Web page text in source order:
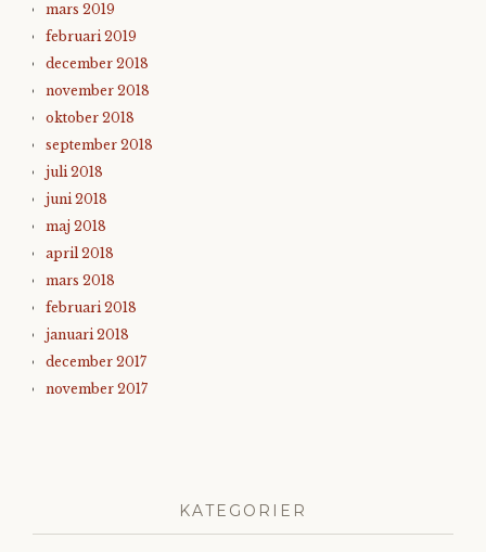
mars 2019
februari 2019
december 2018
november 2018
oktober 2018
september 2018
juli 2018
juni 2018
maj 2018
april 2018
mars 2018
februari 2018
januari 2018
december 2017
november 2017
KATEGORIER